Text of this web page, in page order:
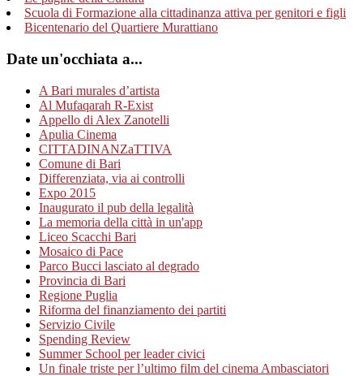
Scuola di Formazione alla cittadinanza attiva per genitori e figli
Bicentenario del Quartiere Murattiano
Date un'occhiata a...
A Bari murales d’artista
Al Mufaqarah R-Exist
Appello di Alex Zanotelli
Apulia Cinema
CITTADINANZaTTIVA
Comune di Bari
Differenziata, via ai controlli
Expo 2015
Inaugurato il pub della legalità
La memoria della città in un'app
Liceo Scacchi Bari
Mosaico di Pace
Parco Bucci lasciato al degrado
Provincia di Bari
Regione Puglia
Riforma del finanziamento dei partiti
Servizio Civile
Spending Review
Summer School per leader civici
Un finale triste per l’ultimo film del cinema Ambasciatori